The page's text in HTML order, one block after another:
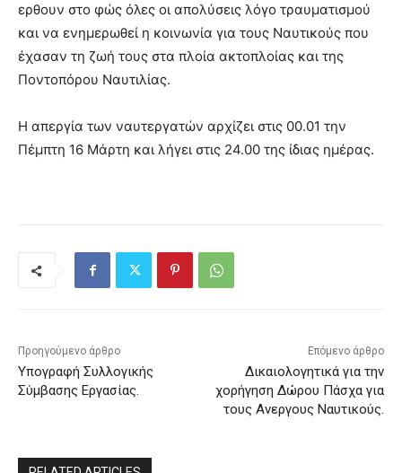
ερθουν στο φώς όλες οι απολύσεις λόγο τραυματισμού
και να ενημερωθεί η κοινωνία για τους Ναυτικούς που
έχασαν τη ζωή τους στα πλοία ακτοπλοίας και της
Ποντοπόρου Ναυτιλίας.
Η απεργία των ναυτεργατών αρχίζει στις 00.01 την
Πέμπτη 16 Μάρτη και λήγει στις 24.00 της ίδιας ημέρας.
Προηγούμενο άρθρο
Υπογραφή Συλλογικής
Σύμβασης Εργασίας.
Επόμενο άρθρο
Δικαιολογητικά για την
χορήγηση Δώρου Πάσχα για
τους Ανεργους Ναυτικούς.